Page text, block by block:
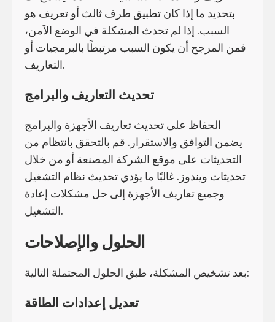
بتحديد ما إذا كان تطبيق طرف ثالث أو تعريف هو
السبب. إذا لم تحدث المشكلة في الوضع الآمن،
فمن المرجح أن يكون السبب مرتبطًا بالبرمجيات أو
التعاريف.
تحديث التعاريف والبرامج
الحفاظ على تحديث تعاريف الأجهزة والبرامج
يضمن التوافق والاستقرار. قم بالتحقق بانتظام من
التحديثات على موقع الشركة المصنعة أو من خلال
تحديثات ويندوز. غالبًا ما يؤدي تحديث نظام التشغيل
وجميع تعاريف الأجهزة إلى حل مشكلات إعادة
التشغيل.
الحلول والإصلاحات
بعد تشخيص المشكلة، طبق الحلول المحتملة التالية:
تعديل إعدادات الطاقة